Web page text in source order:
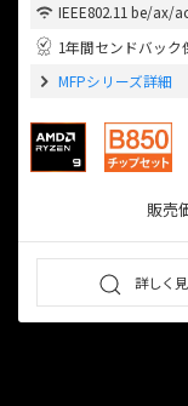
IEEE802.11 be/ax/
1年間センドバック
MFPシリーズ詳細
販売
詳しく